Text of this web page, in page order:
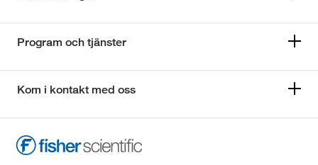
Program och tjänster
Kom i kontakt med oss